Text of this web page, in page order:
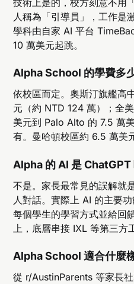
人稱為「引導員」，工作是
學科由自家 AI 平台
10 萬美元起跳。
Alpha School 的學費多
依校區而定。奧斯汀旗艦高
元（約 NTD 124 萬）；全
美元到 Palo Alto 的 7.5 萬
有。曼哈頓校區約 6.5 萬美
Alpha 的 AI 是 ChatGPT
不是。家長最常見的誤解就
人對話。實際上 AI 的主要
每個學生的學習方式並給回
上，底層串接 IXL 等第三方
Alpha School 適合什麼
從 r/AustinParents 等家長